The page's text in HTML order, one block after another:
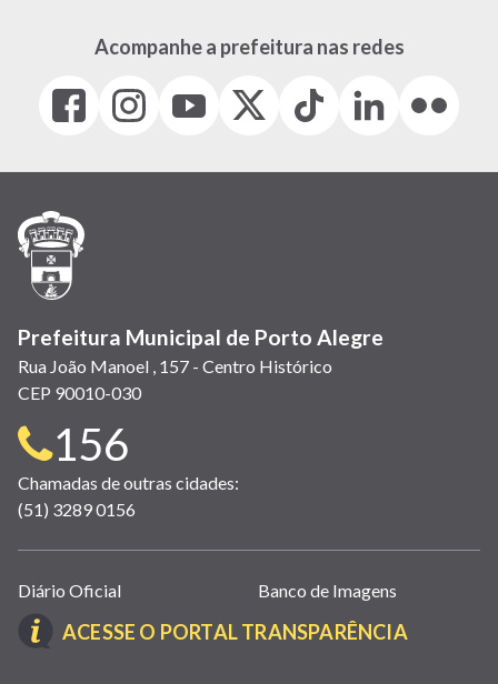
Acompanhe a prefeitura nas redes
Facebook
(link
em
janela)
Instagram
(link
em
(link
em
(Antigo
(link
Tiktok
(link
em
LinkedIn
(link
em
(link
em
Prefeitura Municipal de Porto Alegre
Rua João Manoel , 157 - Centro Histórico
CEP 90010-030
Telefone
para
contato:
156
Chamadas de outras cidades:
(51) 3289 0156
Links
úteis
(abrem
Diário Oficial Banco de Imagens
ACESSE O PORTAL TRANSPARÊNCIA(LINK